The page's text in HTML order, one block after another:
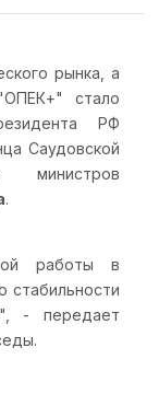
рынка, а
стало
РФ
Саудовской
министров
.
работы в
- передает